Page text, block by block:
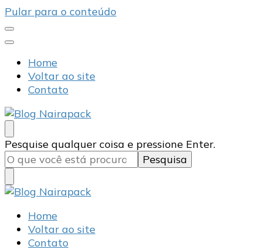
Pular para o conteúdo
Home
Voltar ao site
Contato
Blog Nairapack
Líder no Mercado de Embalagens
Procurando
algo?
Pesquise qualquer coisa e pressione Enter.
Blog Nairapack
Líder no Mercado de Embalagens
Home
Voltar ao site
Contato